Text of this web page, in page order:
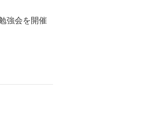
強会を開催